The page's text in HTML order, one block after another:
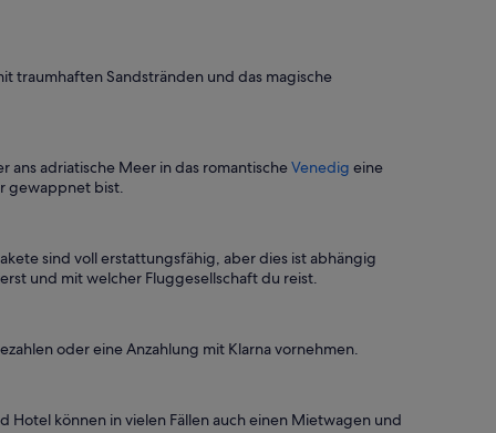
traumhaften Sandstränden und das magische
ans adriatische Meer in das romantischeVenedig eine
gewappnet bist.
sind voll erstattungsfähig, aber dies ist abhängig
und mit welcher Fluggesellschaft du reist.
oder eine Anzahlung mit Klarna vornehmen.
Hotel können in vielen Fällen auch einen Mietwagen und